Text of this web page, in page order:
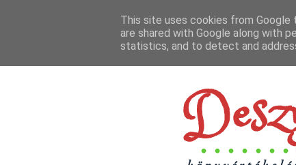
This site uses cookies from Google
are shared with Google along with
statistics, and to detect and